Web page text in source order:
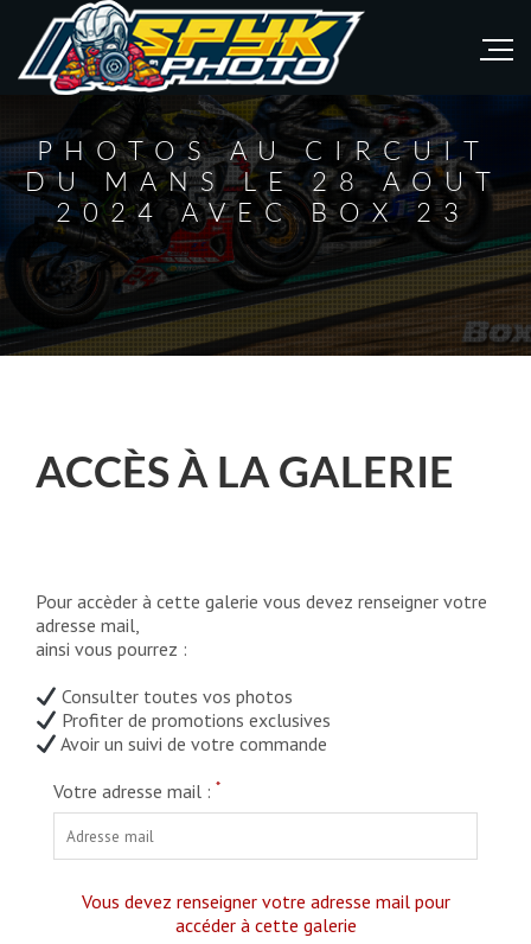
PHOTOS AU CIRCUIT
DU MANS LE 28 AOUT
2024 AVEC BOX 23
ACCÈS À LA GALERIE
Pour accèder à cette galerie vous devez renseigner votre
adresse mail,
ainsi vous pourrez :
Consulter toutes vos photos
Profiter de promotions exclusives
Avoir un suivi de votre commande
Votre adresse mail : *
Vous devez renseigner votre adresse mail pour
accéder à cette galerie